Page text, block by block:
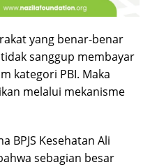
yang benar-benar
sanggup membayar
kategori PBI. Maka
melalui mekanisme
BPJS Kesehatan Ali
sebagian besar